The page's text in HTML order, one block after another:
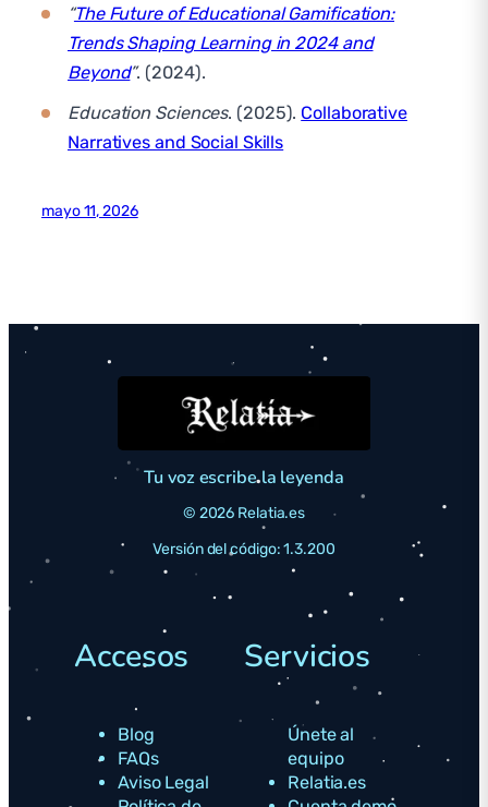
“The Future of Educational Gamification:
Trends Shaping Learning in 2024 and
Beyond”. (2024).
Education Sciences. (2025). Collaborative
Narratives and Social Skills
mayo 11, 2026
Tu voz escribe la leyenda
© 2026 Relatia.es
Versión del código: 1.3.200
Accesos
Blog
FAQs
Aviso Legal
Servicios
Únete al
equipo
Relatia.es